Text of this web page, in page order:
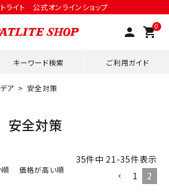
ライト 公式オンラインショップ
person 0
shopping_cart
キーワード検索 ご利用ガイド
ア 安全対策
安全対策
価格が高い順
35件中 21-35件表示
1
2